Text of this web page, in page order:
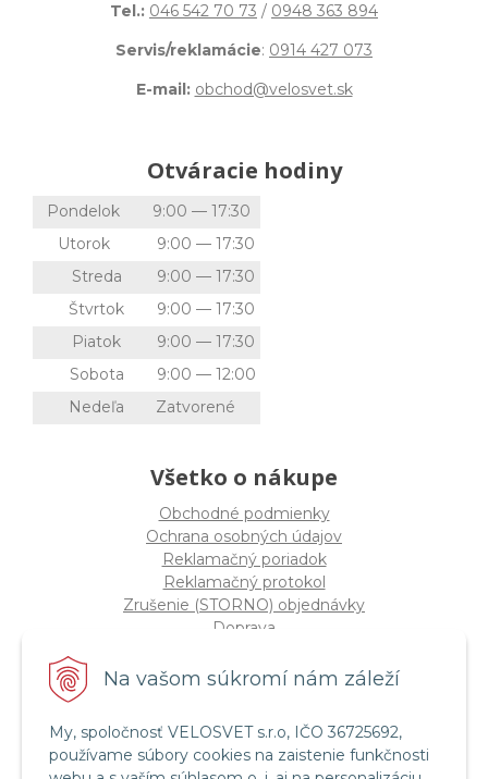
Na vašom súkromí nám záleží
My, spoločnosť VELOSVET s.r.o, IČO 36725692,
používame súbory cookies na zaistenie funkčnosti
Tel.: 046 542 70 73 / 0948 363 894
Servis/reklamácie: 0914 427 073
E-mail: obchod@velosvet.sk
Otváracie hodiny
Pondelok
9:00 — 17:30
Utorok
9:00 — 17:30
Streda
9:00 — 17:30
Štvrtok
9:00 — 17:30
Piatok
9:00 — 17:30
Sobota
9:00 — 12:00
Nedeľa
Zatvorené
Všetko o nákupe
Obchodné podmienky
Ochrana osobných údajov
Reklamačný poriadok
Reklamačný protokol
Zrušenie (STORNO) objednávky
Doprava
Štatút súťaže "Vianoce 2025"
Servis a služby
Servis bicyklov a elektrobicyklov